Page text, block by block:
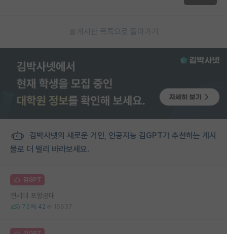
게시판 목록으로 돌아가기
김박사넷의 새로운 거인, 인공지능 김GPT가 추천하는 게시
물로 더 멀리 바라보세요.
김GPT
연세대 포항공대
73 42 16637